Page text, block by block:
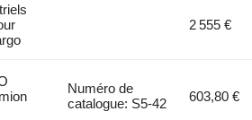
2 555 €
Numéro de
catalogue: S5-42
603,80 €